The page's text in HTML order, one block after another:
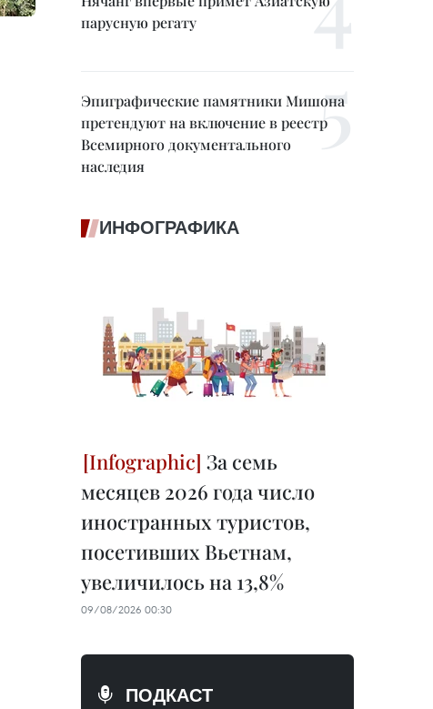
парусную регату
Эпиграфические памятники Мишона
претендуют на включение в реестр
Всемирного документального
наследия
ИНФОГРАФИКА
За семь
месяцев 2026 года число
иностранных туристов,
посетивших Вьетнам,
увеличилось на 13,8%
09/08/2026 00:30
ПОДКАСТ